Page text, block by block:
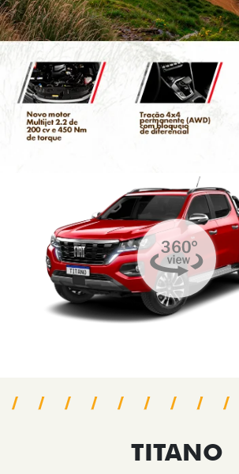
ENTRAR EM CONTATO
VISUALIZE O
VEÍCULO EM
360°
TITANO